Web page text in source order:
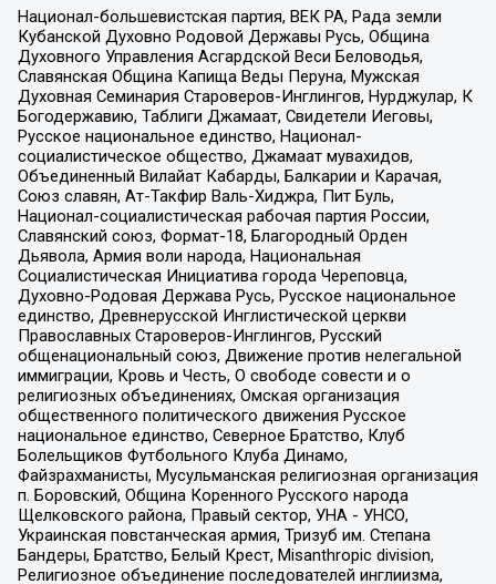
Национал-большевистская партия, ВЕК РА, Рада земли
Кубанской Духовно Родовой Державы Русь, Община
Духовного Управления Асгардской Веси Беловодья,
Славянская Община Капища Веды Перуна, Мужская
Духовная Семинария Староверов-Инглингов, Нурджулар, К
Богодержавию, Таблиги Джамаат, Свидетели Иеговы,
Русское национальное единство, Национал-
социалистическое общество, Джамаат мувахидов,
Объединенный Вилайат Кабарды, Балкарии и Карачая,
Союз славян, Ат-Такфир Валь-Хиджра, Пит Буль,
Национал-социалистическая рабочая партия России,
Славянский союз, Формат-18, Благородный Орден
Дьявола, Армия воли народа, Национальная
Социалистическая Инициатива города Череповца,
Духовно-Родовая Держава Русь, Русское национальное
единство, Древнерусской Инглистической церкви
Православных Староверов-Инглингов, Русский
общенациональный союз, Движение против нелегальной
иммиграции, Кровь и Честь, О свободе совести и о
религиозных объединениях, Омская организация
общественного политического движения Русское
национальное единство, Северное Братство, Клуб
Болельщиков Футбольного Клуба Динамо,
Файзрахманисты, Мусульманская религиозная организация
п. Боровский, Община Коренного Русского народа
Щелковского района, Правый сектор, УНА - УНСО,
Украинская повстанческая армия, Тризуб им. Степана
Бандеры, Братство, Белый Крест, Misanthropic division,
Религиозное объединение последователей инглиизма,